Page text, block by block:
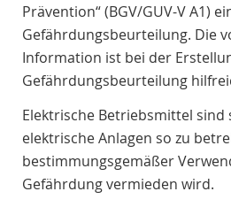
Prävention“ (BGV/GUV-V A1)
Gefährdungsbeurteilung. Die
Information ist bei der
Gefährdungsbeurteilung
Elektrische Betriebsmittel sind
elektrische Anlagen so zu
bestimmungsgemäßer
Gefährdung vermieden wird.